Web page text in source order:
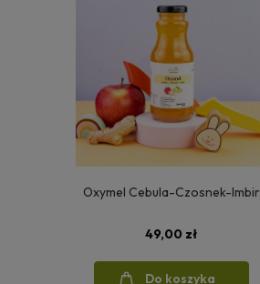
Oxymel Cebula-Czosnek-Imbir
49,00 zł
Do koszyka